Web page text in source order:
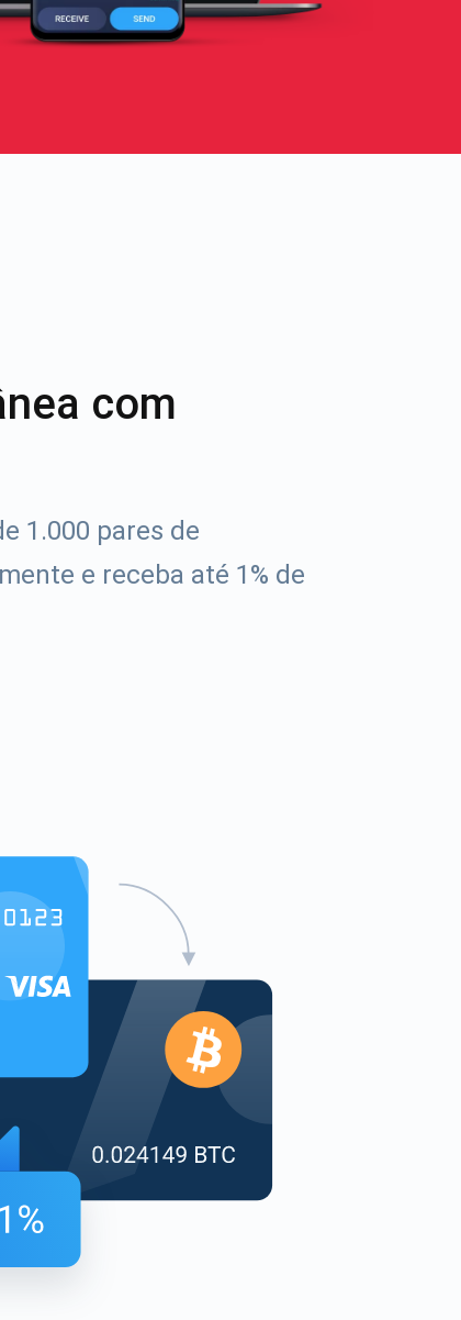
com
1.000 pares de
e receba até 1% de